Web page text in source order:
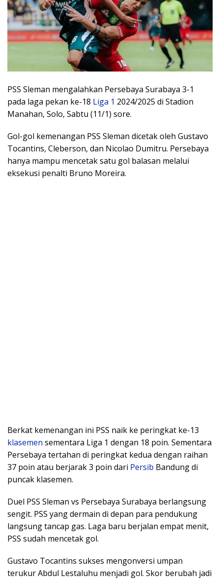
PSS Sleman mengalahkan Persebaya Surabaya 3-1
pada laga pekan ke-18 Liga 1 2024/2025 di Stadion
Manahan, Solo, Sabtu (11/1) sore.
Gol-gol kemenangan PSS Sleman dicetak oleh Gustavo
Tocantins, Cleberson, dan Nicolao Dumitru. Persebaya
hanya mampu mencetak satu gol balasan melalui
eksekusi penalti Bruno Moreira.
Berkat kemenangan ini PSS naik ke peringkat ke-13
klasemen sementara Liga 1 dengan 18 poin. Sementara
Persebaya tertahan di peringkat kedua dengan raihan
37 poin atau berjarak 3 poin dari Persib Bandung di
puncak klasemen.
Duel PSS Sleman vs Persebaya Surabaya berlangsung
sengit. PSS yang dermain di depan para pendukung
langsung tancap gas. Laga baru berjalan empat menit,
PSS sudah mencetak gol.
Gustavo Tocantins sukses mengonversi umpan
terukur Abdul Lestaluhu menjadi gol. Skor berubah jadi